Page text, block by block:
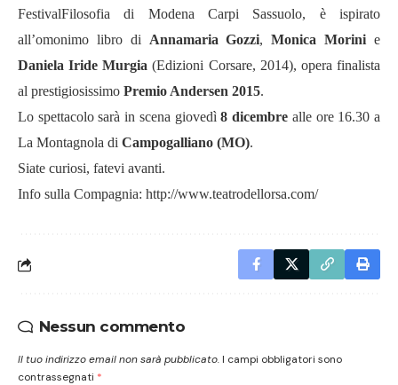
FestivalFilosofia di Modena Carpi Sassuolo, è ispirato
all’omonimo libro di Annamaria Gozzi,Monica Morini e
Daniela Iride Murgia (Edizioni Corsare, 2014), opera finalista
al prestigiosissimo Premio Andersen 2015.
Lo spettacolo sarà in scena giovedì8 dicembre alle ore 16.30 a
La Montagnola di Campogalliano (MO).
Siate curiosi, fatevi avanti.
Info sulla Compagnia: http://www.teatrodellorsa.com/
Nessun commento
Il tuo indirizzo email non sarà pubblicato. I campi obbligatori sono
contrassegnati *